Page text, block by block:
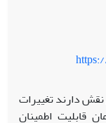
دارند تغییرات
قابلیت اطمینان